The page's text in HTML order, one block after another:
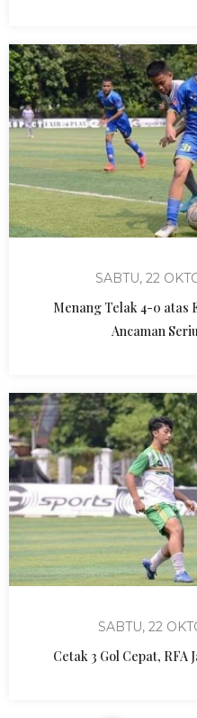
SABTU, 22
Menang Telak 4-0 atas
Ancaman
SABTU, 22
Cetak 3 Gol Cepat, RFA